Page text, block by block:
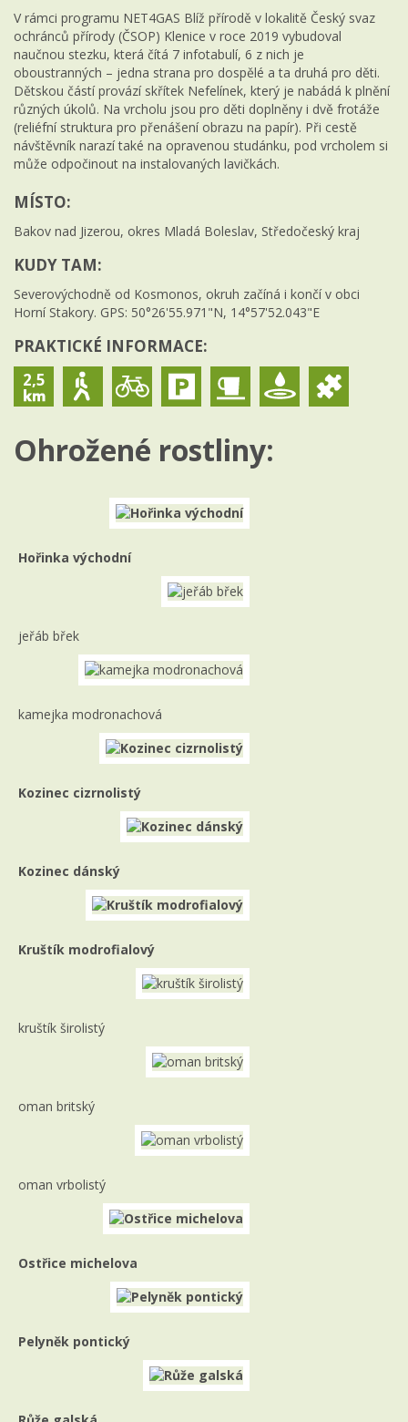
V rámci programu NET4GAS Blíž přírodě v lokalitě Český svaz
ochránců přírody (ČSOP) Klenice v roce 2019 vybudoval
naučnou stezku, která čítá 7 infotabulí, 6 z nich je
oboustranných – jedna strana pro dospělé a ta druhá pro děti.
Dětskou částí provází skřítek Nefelínek, který je nabádá k plnění
různých úkolů. Na vrcholu jsou pro děti doplněny i dvě frotáže
(reliéfní struktura pro přenášení obrazu na papír). Při cestě
návštěvník narazí také na opravenou studánku, pod vrcholem si
může odpočinout na instalovaných lavičkách.
MÍSTO:
Bakov nad Jizerou, okres Mladá Boleslav, Středočeský kraj
KUDY TAM:
Severovýchodně od Kosmonos, okruh začíná i končí v obci
Horní Stakory. GPS: 50°26'55.971"N, 14°57'52.043"E
PRAKTICKÉ INFORMACE:
2,5
Ohrožené rostliny:
Hořinka východní
jeřáb břek
kamejka modronachová
Kozinec cizrnolistý
Kozinec dánský
Kruštík modrofialový
kruštík širolistý
oman britský
oman vrbolistý
Ostřice michelova
Pelyněk pontický